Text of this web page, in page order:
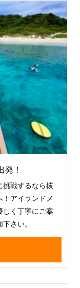
発！
挑戦するなら抜
！アイランドメ
しく丁寧にご案
さい。